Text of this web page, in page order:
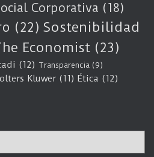
Corporativa (18)
(22) Sostenibilidad
Economist (23)
(12) Transparencia (9)
Kluwer (11) Ética (12)